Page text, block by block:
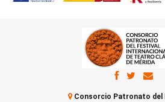
Consorcio Patronato del